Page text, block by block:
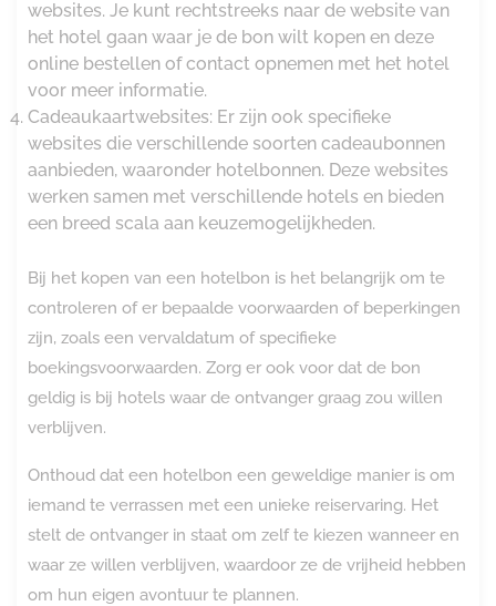
websites. Je kunt rechtstreeks naar de website van
het hotel gaan waar je de bon wilt kopen en deze
online bestellen of contact opnemen met het hotel
voor meer informatie.
Cadeaukaartwebsites: Er zijn ook specifieke
websites die verschillende soorten cadeaubonnen
aanbieden, waaronder hotelbonnen. Deze websites
werken samen met verschillende hotels en bieden
een breed scala aan keuzemogelijkheden.
Bij het kopen van een hotelbon is het belangrijk om te
controleren of er bepaalde voorwaarden of beperkingen
zijn, zoals een vervaldatum of specifieke
boekingsvoorwaarden. Zorg er ook voor dat de bon
geldig is bij hotels waar de ontvanger graag zou willen
verblijven.
Onthoud dat een hotelbon een geweldige manier is om
iemand te verrassen met een unieke reiservaring. Het
stelt de ontvanger in staat om zelf te kiezen wanneer en
waar ze willen verblijven, waardoor ze de vrijheid hebben
om hun eigen avontuur te plannen.